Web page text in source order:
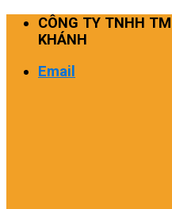
Skip
CÔNG TY TNHH
KHÁNH
Email